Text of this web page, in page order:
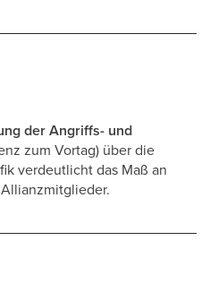
der Angriffs- und
zum Vortag) über die
verdeutlicht das Maß an